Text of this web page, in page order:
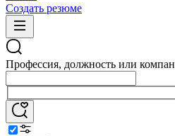
Создать резюме
Профессия, должность или